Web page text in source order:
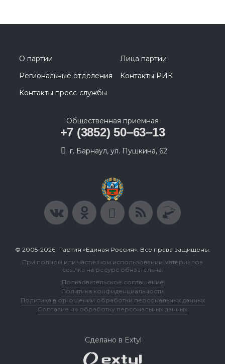
О партии
Лица партии
Региональные отделения
Контакты РИК
Контакты пресс-службы
Общественная приемная
+7 (3852) 50‒63‒13
г. Барнаул, ул. Пушкина, 62
© 2005-2026, Партия «Единая Россия». Все права защищены.
При полном или частичном использовании материалов
ссылка на ресурс обязательна.
Пользовательское соглашение
Политика конфиденциальности
Политика в отношении обработки персональных данных
Согласие на обработку персональных данных
Сделано в Extyl